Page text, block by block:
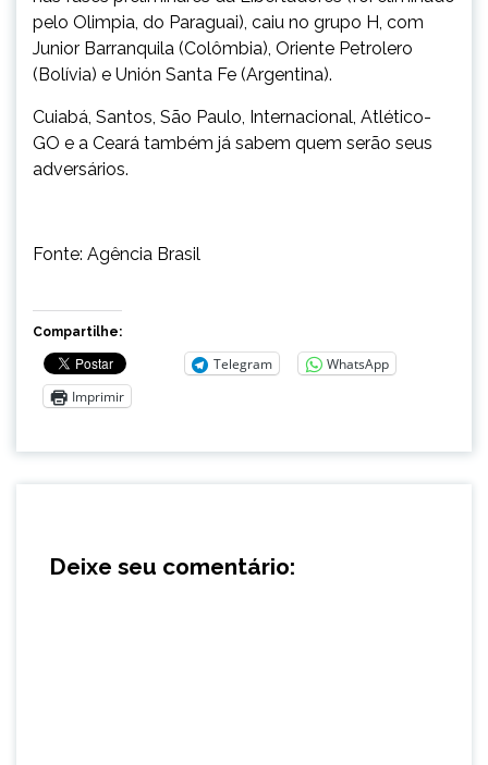
pelo Olimpia, do Paraguai), caiu no grupo H, com
Junior Barranquila (Colômbia), Oriente Petrolero
(Bolívia) e Unión Santa Fe (Argentina).
Cuiabá, Santos, São Paulo, Internacional, Atlético-
GO e a Ceará também já sabem quem serão seus
adversários.
Fonte: Agência Brasil
Compartilhe:
Telegram
WhatsApp
Imprimir
Deixe seu comentário: